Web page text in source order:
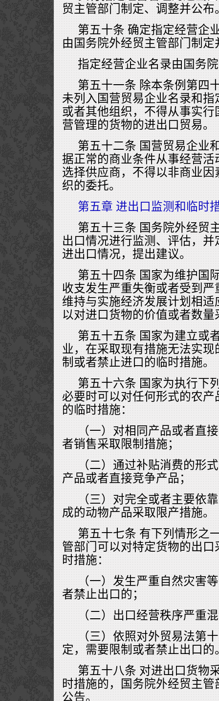
贸主管部门制定、调整并公布
第五十条 确定指定经营企
由国务院外经贸主管部门制
指定经营企业名录由国务
第五十一条 除本条例第四
未列入国营贸易企业名录和
或者其他组织，不得从事实
营管理的货物的进出口贸易。
第五十二条 国营贸易企业
据正常的商业条件从事经营
选择供应商，不得以非商业
织的委托。
第五章 进出口监测和临时
第五十三条 国务院外经贸
出口情况进行监测、评估，
进出口情况，提出建议。
第五十四条 国家为维护国
收支发生严重失衡或者受到
维持与实施经济发展计划相
以对进口货物的价值或者数
第五十五条 国家为建立或
业，在采取现有措施无法实
制或者禁止进口的临时措施。
第五十六条 国家为执行下
必要时可以对任何形式的农
的临时措施：
（一）对相同产品或者直
者销售采取限制措施；
（二）通过补贴消费的形
产品或者直接竞争产品；
（三）对完全或者主要依
成的动物产品采取限产措施。
第五十七条 有下列情形之
管部门可以对特定货物的出
时措施：
（一）发生严重自然灾害
者禁止出口的；
（二）出口经营秩序严重
（三）依照对外贸易法第
定，需要限制或者禁止出口的
第五十八条 对进出口货物
时措施的，国务院外经贸主
公告。